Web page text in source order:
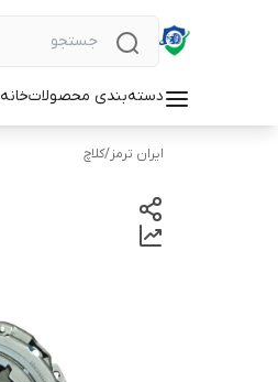
دسته‌بندی محصولاتخانه
ایران ترمز/کلاچ